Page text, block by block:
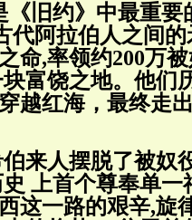
《旧约》中最重要
代阿拉伯人之间
命,率领约200万
富饶之地。他们
越红海，最终走
来人摆脱了被奴
上首个尊奉单一
这一路的艰辛,旋